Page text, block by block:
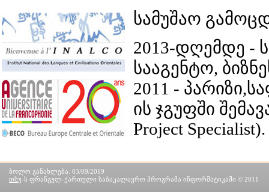
სამუშაო
2013-დღემდე -
სააგენტო,
2011 -
ის ჯგუფში
Project Specialist).
ბოლო განახლება: 03/09/2019
თსუ-ს ფრანგულ-ქართული საბაკალავრო პროგრამა ინფორმატიკაში © 2011